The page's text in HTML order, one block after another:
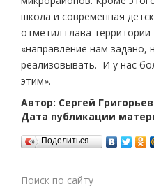
школа и современная
отметил глава
«направление нам задано,
реализовывать. И у нас
этим».
Автор: Сергей Григорьев
Дата публикации
Поделиться…